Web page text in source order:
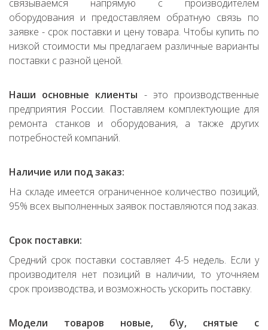
связываемся напрямую с производителем
оборудования и предоставляем обратную связь по
заявке - срок поставки и цену товара. Чтобы купить по
низкой стоимости мы предлагаем различные варианты
поставки с разной ценой.
Наши основные клиенты - это производственные
предприятия России. Поставляем комплектующие для
ремонта станков и оборудования, а также других
потребностей компаний.
Наличие или под заказ:
На складе имеется ограниченное количество позиций,
95% всех выполненных заявок поставляются под заказ.
Срок поставки:
Средний срок поставки составляет 4-5 недель. Если у
производителя нет позиций в наличии, то уточняем
срок производства, и возможность ускорить поставку.
Модели товаров новые, б\у, снятые с